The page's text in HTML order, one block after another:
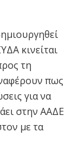
κινείται
τη
πως
για να
στην ΑΑΔΕ
με τα